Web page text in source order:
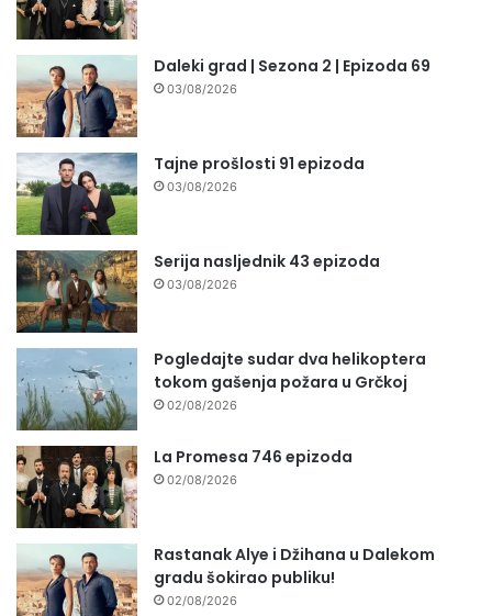
Daleki grad | Sezona 2 | Epizoda 69
03/08/2026
Tajne prošlosti 91 epizoda
03/08/2026
Serija nasljednik 43 epizoda
03/08/2026
Pogledajte sudar dva helikoptera
tokom gašenja požara u Grčkoj
02/08/2026
La Promesa 746 epizoda
02/08/2026
Rastanak Alye i Džihana u Dalekom
gradu šokirao publiku!
02/08/2026